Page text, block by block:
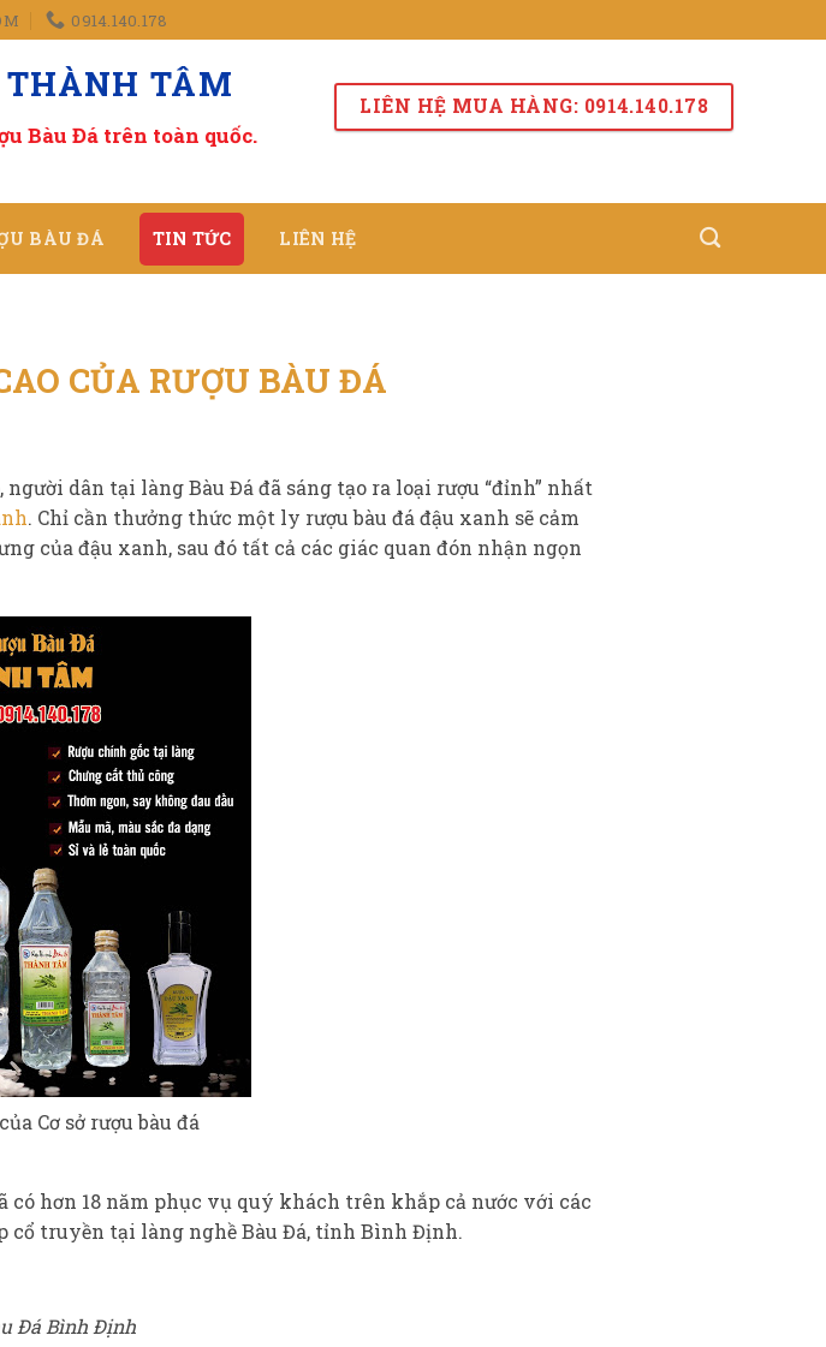
0914.140.178
THÀNH TÂM
Bàu Đá trên toàn quốc.
LIÊN HỆ MUA HÀNG: 0914.140.178
BÀU ĐÁ TIN TỨC LIÊN HỆ
CỦA RƯỢU BÀU ĐÁ
dân tại làng Bàu Đá đã sáng tạo ra loại rượu “đỉnh” nhất
. Chỉ cần thưởng thức một ly rượu bàu đá đậu xanh sẽ cảm
của đậu xanh, sau đó tất cả các giác quan đón nhận ngọn
Cơ sở rượu bàu đá
có hơn 18 năm phục vụ quý khách trên khắp cả nước với các
cổ truyền tại làng nghề Bàu Đá, tỉnh Bình Định.
Đá Bình Định